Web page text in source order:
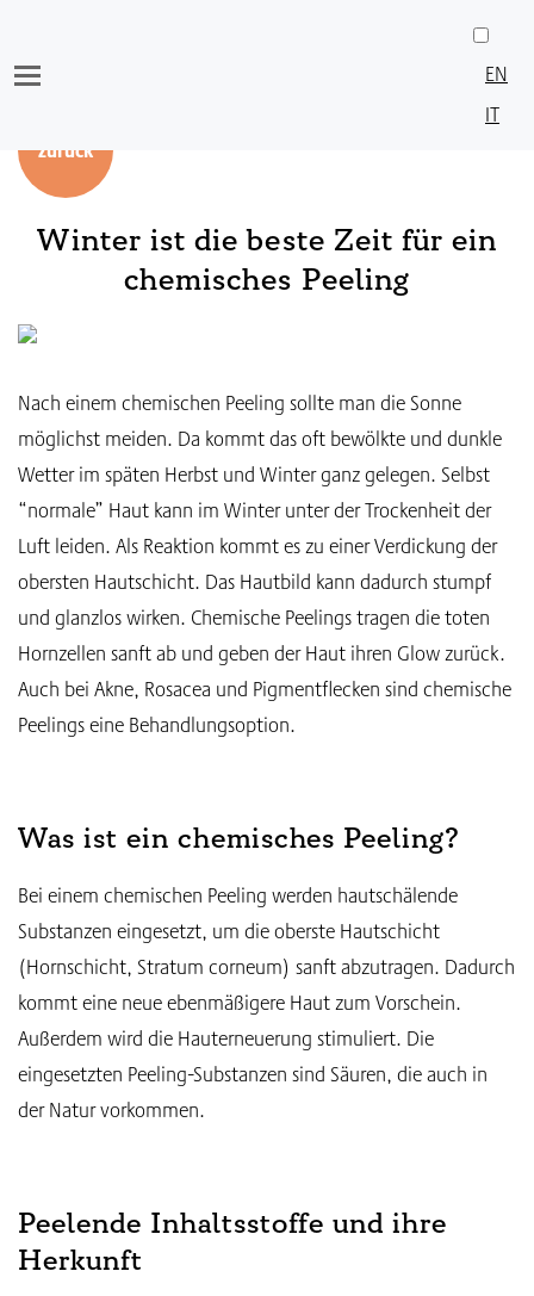
content
EN
IT
zurück
Winter ist die beste Zeit für ein
chemisches Peeling
Nach einem chemischen Peeling sollte man die Sonne
möglichst meiden. Da kommt das oft bewölkte und dunkle
Wetter im späten Herbst und Winter ganz gelegen. Selbst
“normale” Haut kann im Winter unter der Trockenheit der
Luft leiden. Als Reaktion kommt es zu einer Verdickung der
obersten Hautschicht. Das Hautbild kann dadurch stumpf
und glanzlos wirken. Chemische Peelings tragen die toten
Hornzellen sanft ab und geben der Haut ihren Glow zurück.
Auch bei Akne, Rosacea und Pigmentflecken sind chemische
Peelings eine Behandlungsoption.
Was ist ein chemisches Peeling?
Bei einem chemischen Peeling werden hautschälende
Substanzen eingesetzt, um die oberste Hautschicht
(Hornschicht, Stratum corneum) sanft abzutragen. Dadurch
kommt eine neue ebenmäßigere Haut zum Vorschein.
Außerdem wird die Hauterneuerung stimuliert. Die
eingesetzten Peeling-Substanzen sind Säuren, die auch in
der Natur vorkommen.
Peelende Inhaltsstoffe und ihre
Herkunft